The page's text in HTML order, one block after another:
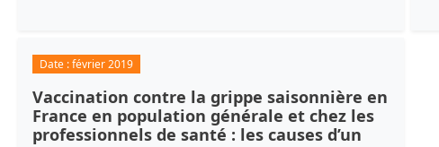
Date :février 2019
Vaccination contre la grippe saisonnière en
France en population générale et chez les
professionnels de santé : les causes d’un